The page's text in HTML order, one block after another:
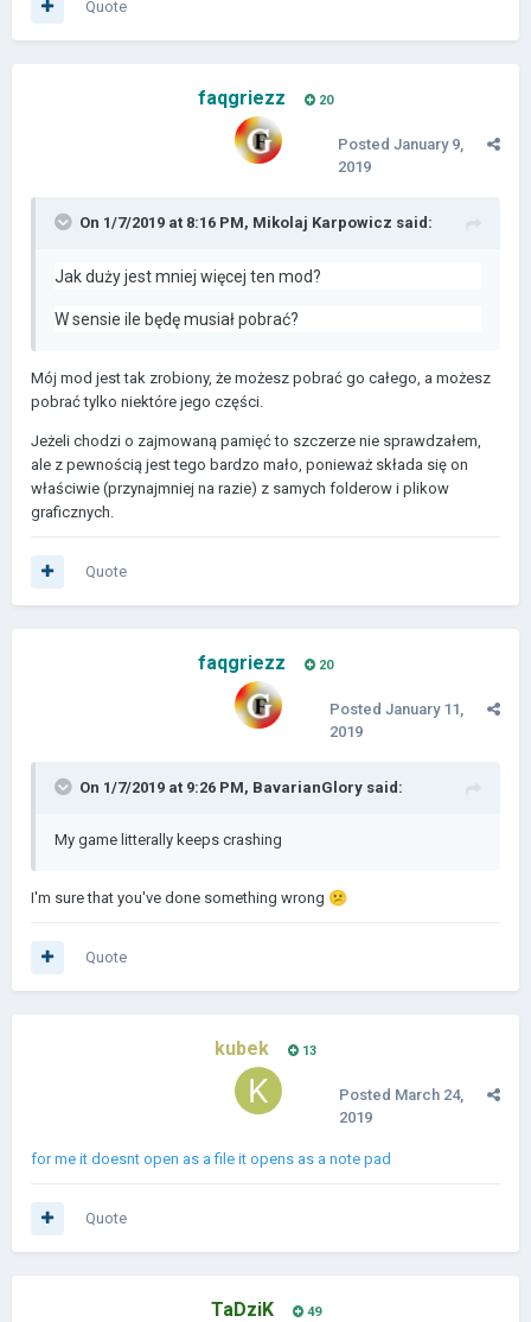
Quote
faqgriezz 20
Posted January 9,
2019
On 1/7/2019 at 8:16 PM, Mikolaj Karpowicz said:
Jak duży jest mniej więcej ten mod?
W sensie ile będę musiał pobrać?
Mój mod jest tak zrobiony, że możesz pobrać go całego, a możesz
pobrać tylko niektóre jego części.
Jeżeli chodzi o zajmowaną pamięć to szczerze nie sprawdzałem,
ale z pewnością jest tego bardzo mało, ponieważ składa się on
właściwie (przynajmniej na razie) z samych folderow i plikow
graficznych.
Quote
faqgriezz 20
Posted January 11,
2019
On 1/7/2019 at 9:26 PM, BavarianGlory said:
My game litterally keeps crashing
I'm sure that you've done something wrong 😕
Quote
kubek 13
Posted March 24,
2019
for me it doesnt open as a file it opens as a note pad
Quote
TaDziK 49